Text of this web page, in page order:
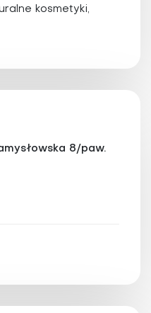
kosmetyki,
8/paw.